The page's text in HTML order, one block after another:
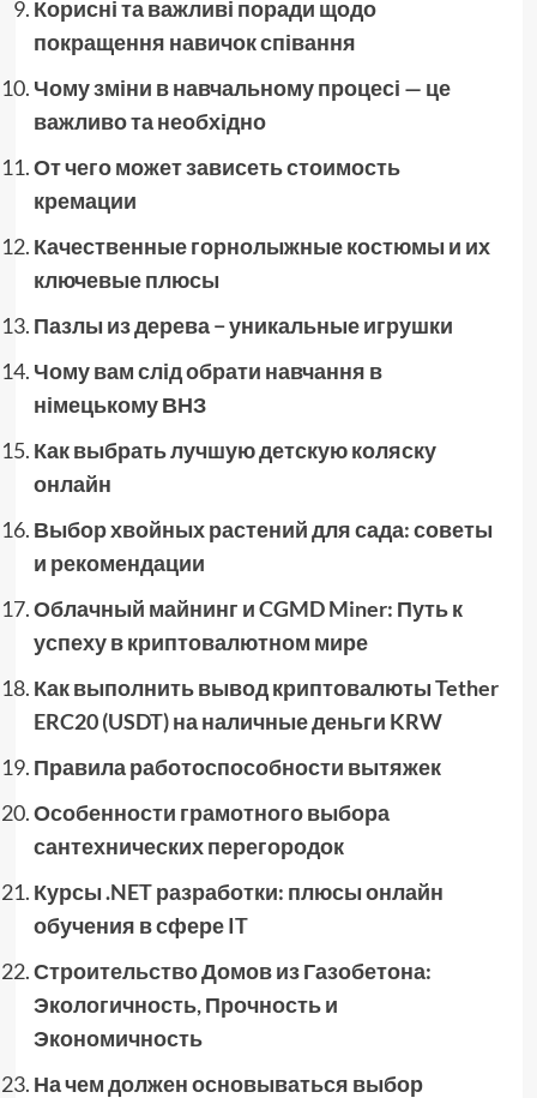
Корисні та важливі поради щодо
покращення навичок співання
Чому зміни в навчальному процесі — це
важливо та необхідно
От чего может зависеть стоимость
кремации
Качественные горнолыжные костюмы и их
ключевые плюсы
Пазлы из дерева − уникальные игрушки
Чому вам слід обрати навчання в
німецькому ВНЗ
Как выбрать лучшую детскую коляску
онлайн
Выбор хвойных растений для сада: советы
и рекомендации
Облачный майнинг и CGMD Miner: Путь к
успеху в криптовалютном мире
Как выполнить вывод криптовалюты Tether
ERC20 (USDT) на наличные деньги KRW
Правила работоспособности вытяжек
Особенности грамотного выбора
сантехнических перегородок
Курсы .NET разработки: плюсы онлайн
обучения в сфере IT
Строительство Домов из Газобетона:
Экологичность, Прочность и
Экономичность
На чем должен основываться выбор